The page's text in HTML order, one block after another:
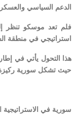
الدعم السياسي
فلم تعد موسكو
استراتيجي في منطقة
هذا التحول يأتي في
حيث تشكل سورية
سورية في الاستراتيجية